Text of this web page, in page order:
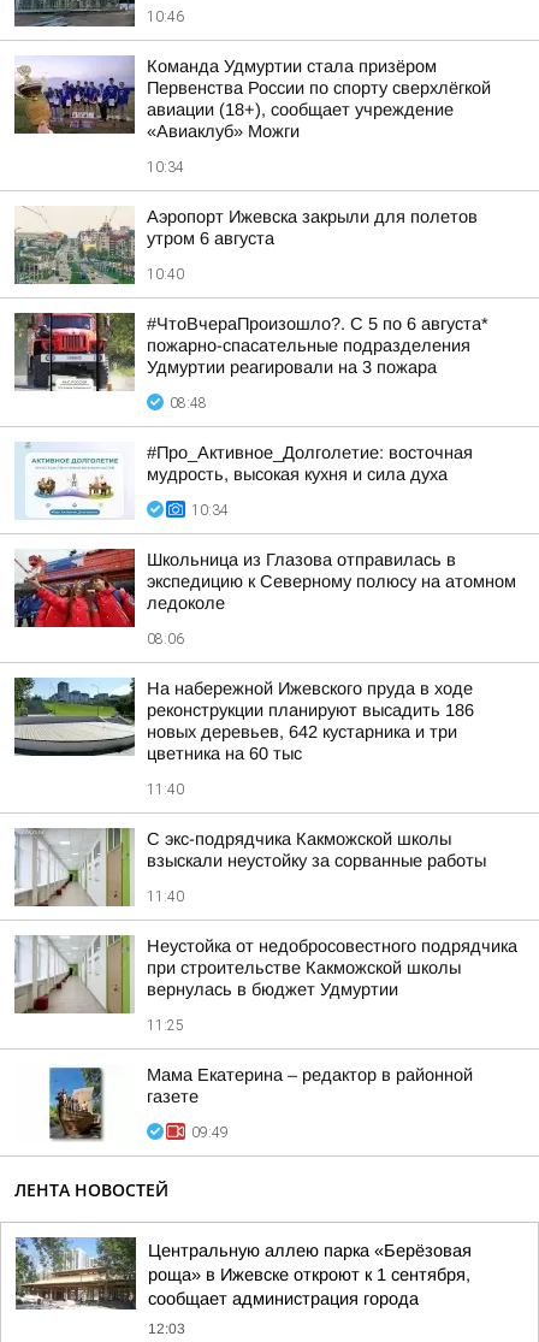
10:46
Команда Удмуртии стала призёром
Первенства России по спорту сверхлёгкой
авиации (18+), сообщает учреждение
«Авиаклуб» Можги
10:34
Аэропорт Ижевска закрыли для полетов
утром 6 августа
10:40
#ЧтоВчераПроизошло?. С 5 по 6 августа*
пожарно-спасательные подразделения
Удмуртии реагировали на 3 пожара
08:48
#Про_Активное_Долголетие: восточная
мудрость, высокая кухня и сила духа
10:34
Школьница из Глазова отправилась в
экспедицию к Северному полюсу на атомном
ледоколе
08:06
На набережной Ижевского пруда в ходе
реконструкции планируют высадить 186
новых деревьев, 642 кустарника и три
цветника на 60 тыс
11:40
С экс-подрядчика Какможской школы
взыскали неустойку за сорванные работы
11:40
Неустойка от недобросовестного подрядчика
при строительстве Какможской школы
вернулась в бюджет Удмуртии
11:25
Мама Екатерина – редактор в районной
газете
09:49
ЛЕНТА НОВОСТЕЙ
Центральную аллею парка «Берёзовая
роща» в Ижевске откроют к 1 сентября,
сообщает администрация города
12:03